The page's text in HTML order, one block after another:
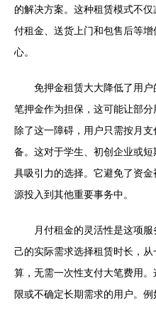
的解决方案。这种租赁模式不
付租金、送货上门和包售后等
心。
免押金租赁大大降低了用
笔押金作为担保，这可能让部
除了这一障碍，用户只需按月
备。这对于学生、初创企业或
具吸引力的选择。它避免了资
源投入到其他重要事务中。
月付租金的灵活性是这项
己的实际需求选择租赁时长，
算，无需一次性支付大笔费用
限或不确定长期需求的用户。